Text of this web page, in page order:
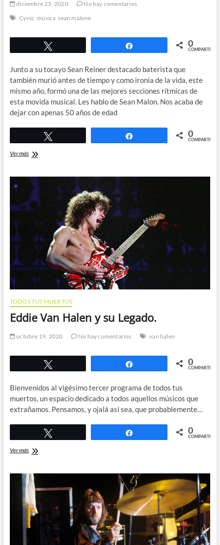
diciembre 23, 2020
No hay comentarios
Cynic música sean malone
0
COMPARTIR
Junto a su tocayo Sean Reiner destacado baterista que
también murió antes de tiempo y como ironía de la vida, este
mismo año, formó una de las mejores secciones rítmicas de
esta movida musical. Les hablo de Sean Malon. Nos acaba de
dejar con apenas 50 años de edad
0
COMPARTIR
Ver másHomenaje
Malone
de
Cynic
TODOS TUS MUERTOS
Eddie Van Halen y su Legado.
octubre 19, 2020 No hay comentarios van halen
0
COMPARTIR
Bienvenidos al vigésimo tercer programa de todos tus
muertos, un espacio dedicado a todos aquellos músicos que
extrañamos. Pensamos, y ojalá así sea, que probablemente…
0
COMPARTIR
Ver másEddie
y
su
Legado.